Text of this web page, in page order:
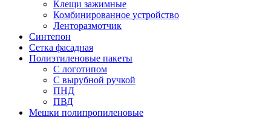
Клещи зажимные
Комбинированное устройство
Ленторазмотчик
Синтепон
Сетка фасадная
Полиэтиленовые пакеты
С логотипом
С вырубной ручкой
ПНД
ПВД
Мешки полипропиленовые